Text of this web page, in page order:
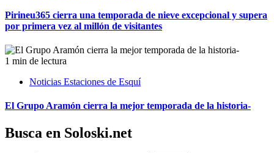
Pirineu365 cierra una temporada de nieve excepcional y supera
por primera vez al millón de visitantes
1 min de lectura
Noticias Estaciones de Esquí
El Grupo Aramón cierra la mejor temporada de la historia-
Busca en Soloski.net